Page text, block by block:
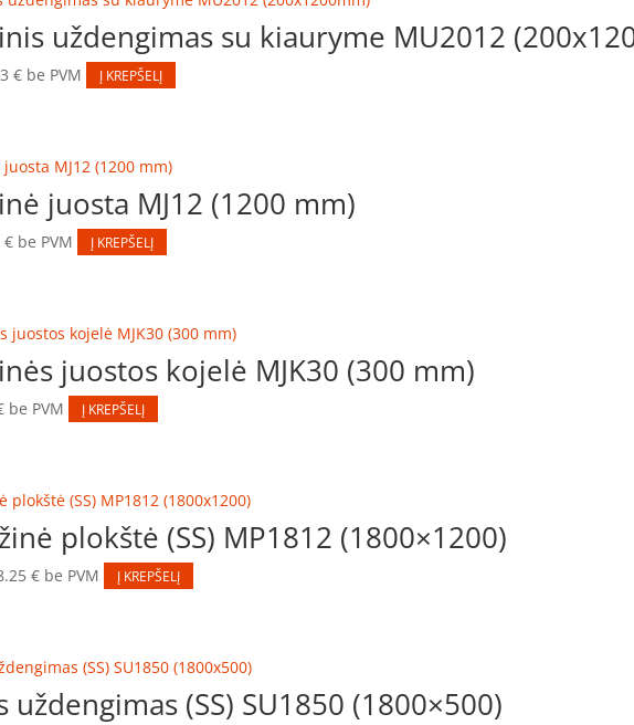
uždengimas su kiauryme MU2012
€be PVM Į KREPŠELĮ
juosta MJ12 (1200 mm)
€be PVM Į KREPŠELĮ
juostos kojelė MJK30 (300 mm)
be PVM Į KREPŠELĮ
plokštė (SS) MP1812 (1800×1200)
€be PVM Į KREPŠELĮ
uždengimas (SS) SU1850 (1800×500)